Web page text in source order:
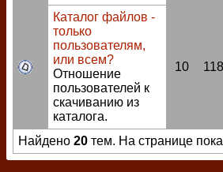
Каталог файлов -
только
пользователям,
или всем?
Отношение
пользователей к
скачиванию из
каталога.
10
Найдено 20 тем. На странице